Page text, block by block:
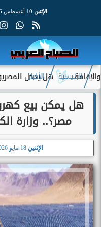
الإثنين
هل يدخل المصريون تركيا
الرئيسية الأخبار
هل يمكن بيع
مصر؟.. وزارة
الإثنين